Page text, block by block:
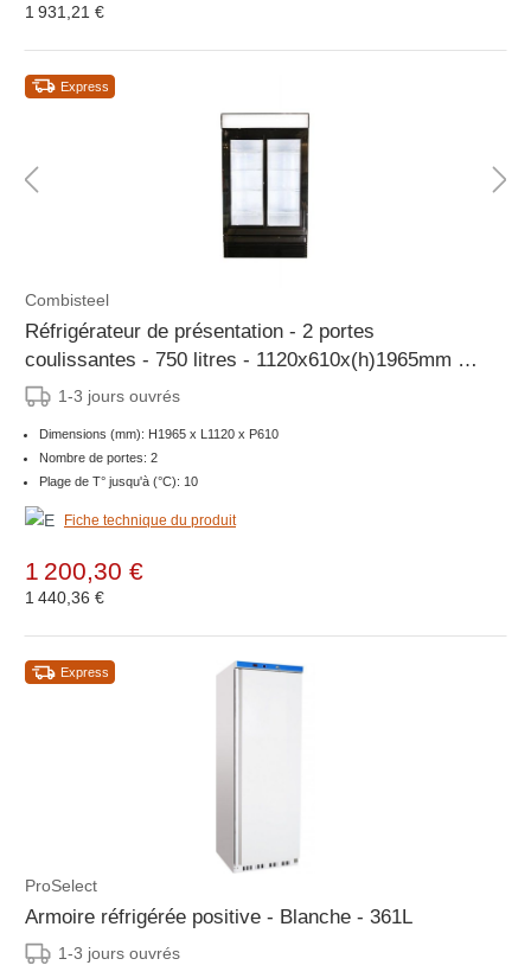
1 931,21 €
Express
Combisteel
Réfrigérateur de présentation - 2 portes
coulissantes - 750 litres - 1120x610x(h)1965mm -
LED1-3 jours ouvrés
Dimensions (mm): H1965 x L1120 x P610
Nombre de portes: 2
Plage de T° jusqu'à (°C): 10
Fiche technique du produit
1 200,30 €
1 440,36 €
Express
ProSelect
Armoire réfrigérée positive - Blanche - 361L
1-3 jours ouvrés